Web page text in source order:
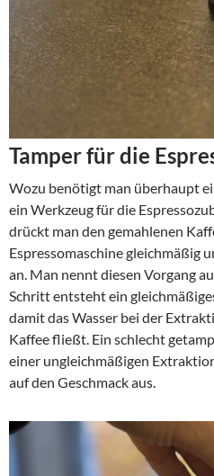
Tamper für die
Wozu benötigt man überhaupt
ein Werkzeug für die
drückt man den gemahlenen
Espressomaschine gleichmäßig
an. Man nennt diesen Vorgang
Schritt entsteht ein
damit das Wasser bei der
Kaffee fließt. Ein schlecht
einer ungleichmäßigen
auf den Geschmack aus.